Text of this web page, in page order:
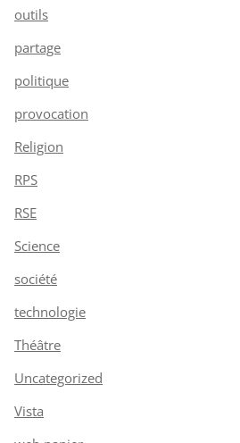
outils
partage
politique
provocation
Religion
RPS
RSE
Science
société
technologie
Théâtre
Uncategorized
Vista